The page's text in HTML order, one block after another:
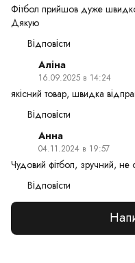
Фітбол прийшов дуже
Дякую
Відповісти
Аліна
16.09.2025 в 14:24
якісний товар, швидка
Відповісти
Анна
04.11.2024 в 19:57
Чудовий фітбол, зручний, не
Відповісти